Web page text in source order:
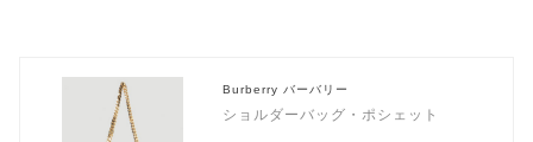
Burberry バーバリー
ショルダーバッグ・ポシェット